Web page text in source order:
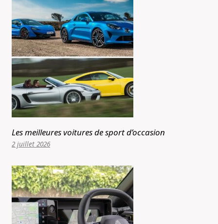
Les meilleures voitures de sport d’occasion
2 juillet 2026